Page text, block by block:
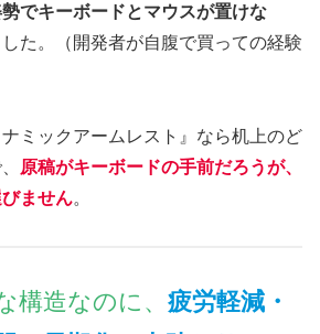
でキーボードとマウスが置けな
した。（開発者が自腹で買っての経験
ナミックアームレスト』なら机上のど
原稿がキーボードの手前だろうが、
ません。
構造なのに、 疲労軽減・